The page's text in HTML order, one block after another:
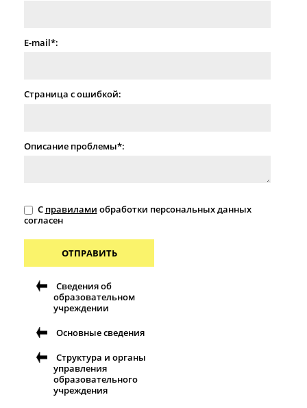
E-mail*:
Страница с ошибкой:
Описание проблемы*:
С правилами обработки персональных данных
согласен
ОТПРАВИТЬ
Сведения об
образовательном
учреждении
Основные сведения
Структура и органы
управления
образовательного
учреждения